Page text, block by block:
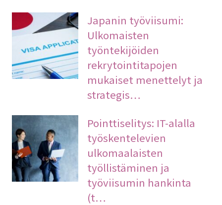
Japanin työviisumi:
Ulkomaisten
työntekijöiden
rekrytointitapojen
mukaiset menettelyt ja
strategis…
Pointtiselitys: IT-alalla
työskentelevien
ulkomaalaisten
työllistäminen ja
työviisumin hankinta
(t…